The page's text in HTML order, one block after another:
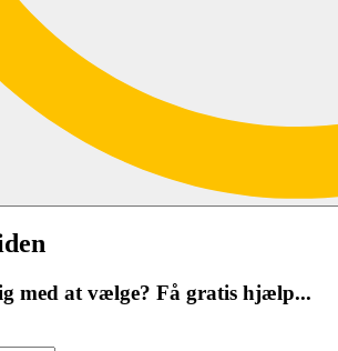
med at vælge? Få gratis hjælp...